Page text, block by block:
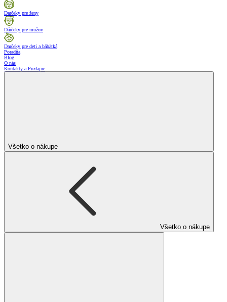
Darčeky pre ženy
Dárčeky pre mužov
Darčeky pre deti a bábätká
Poradňa
Blog
O nás
Kontakty a Predajne
Všetko o nákupe
Všetko o nákupe